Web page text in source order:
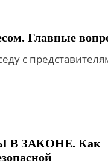
Главные
с
В ЗАКОНЕ. Как